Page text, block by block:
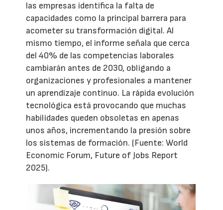
las empresas identifica la falta de
capacidades como la principal barrera para
acometer su transformación digital. Al
mismo tiempo, el informe señala que cerca
del 40% de las competencias laborales
cambiarán antes de 2030, obligando a
organizaciones y profesionales a mantener
un aprendizaje continuo. La rápida evolución
tecnológica está provocando que muchas
habilidades queden obsoletas en apenas
unos años, incrementando la presión sobre
los sistemas de formación. (Fuente: World
Economic Forum, Future of Jobs Report
2025).